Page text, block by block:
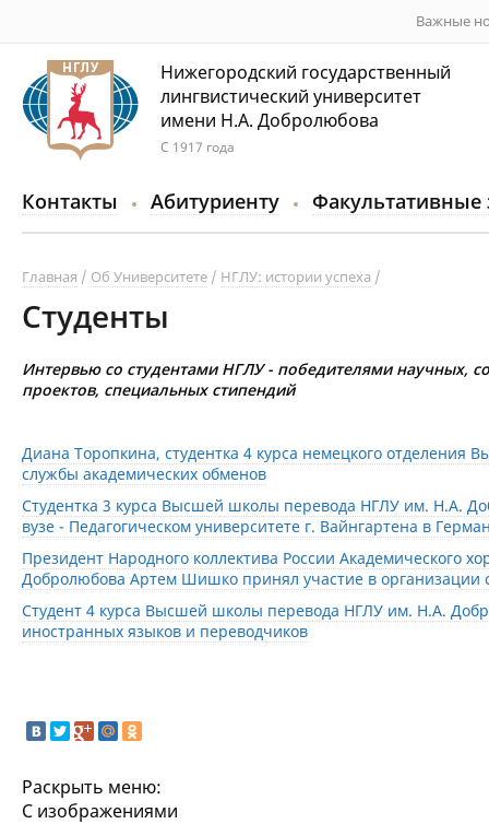
Важные
Нижегородский государственный
лингвистический университет
имени Н.А. Добролюбова
С 1917 года
Контакты Абитуриенту Факультативные
Главная Об Университете НГЛУ: истории успеха
Студенты
Интервью со студентами НГЛУ - победителями научных,
проектов, специальных стипендий
Диана Торопкина, студентка 4 курса немецкого
службы академических обменов
Студентка 3 курса Высшей школы перевода НГЛУ им. Н.А.
вузе - Педагогическом университете г. Вайнгартена в
Президент Народного коллектива России Академического
Добролюбова Артем Шишко принял участие в организации
Студент 4 курса Высшей школы перевода НГЛУ им. Н.А.
иностранных языков и переводчиков
Раскрыть меню:
С изображениями